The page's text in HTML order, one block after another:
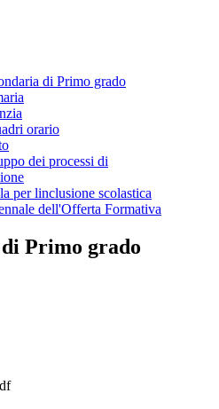
di Primo grado
orario
dei processi di
per linclusione scolastica
dell'Offerta Formativa
di Primo grado